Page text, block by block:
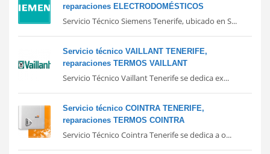
reparaciones ELECTRODOMÉSTICOS
Servicio Técnico Siemens Tenerife, ubicado en S...
Servicio técnico VAILLANT TENERIFE,
reparaciones TERMOS VAILLANT
Servicio Técnico Vaillant Tenerife se dedica ex...
Servicio técnico COINTRA TENERIFE,
reparaciones TERMOS COINTRA
Servicio Técnico Cointra Tenerife se dedica a o...